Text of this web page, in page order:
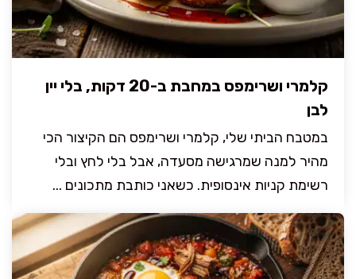
קלמרי ושרימפס במחבת ב-20 דקות, בלי יין
לבן
במטבח הביתי שלי, קלמרי ושרימפס הם הקיצור הכי
מהיר למנה שמרגישה מסעדה, אבל בלי לחץ ובלי
רשימת קניות אינסופית. כשאני כותבת מתכונים ...